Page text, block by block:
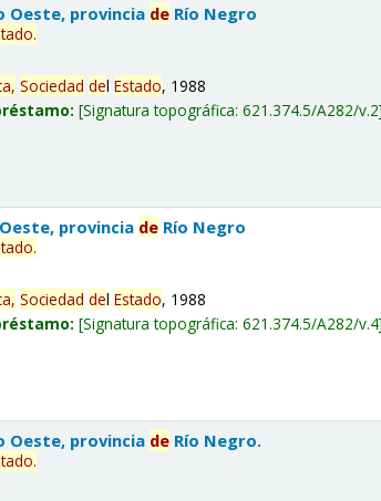
Oeste, provincia de Río Negro
.
Sociedad delEstado, 1988
Signatura topográfica:621.374.5/A282/v.2
provincia de Río Negro
.
Sociedad delEstado, 1988
Signatura topográfica:621.374.5/A282/v.4
Oeste, provincia de Río Negro.
.